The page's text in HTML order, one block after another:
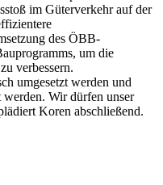
im Güterverkehr auf der
des ÖBB-
um die
verbessern.
umgesetzt werden und
Wir dürfen unser
Koren abschließend.